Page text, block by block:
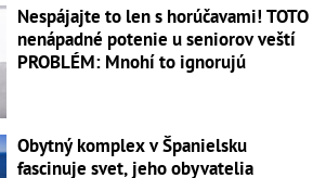
Nespájajte to len s horúčavami! TOTO
nenápadné potenie u seniorov veští
PROBLÉM: Mnohí to ignorujú
Obytný komplex v Španielsku
fascinuje svet, jeho obyvatelia